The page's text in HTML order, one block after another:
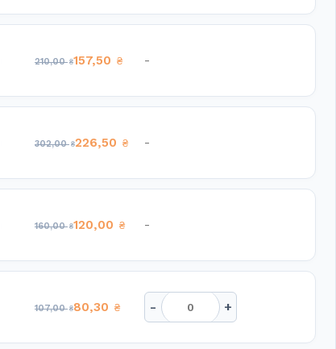
210,00₴157,50 ₴ -
302,00₴226,50 ₴ -
160,00₴120,00 ₴ -
107,00₴80,30 ₴ - +